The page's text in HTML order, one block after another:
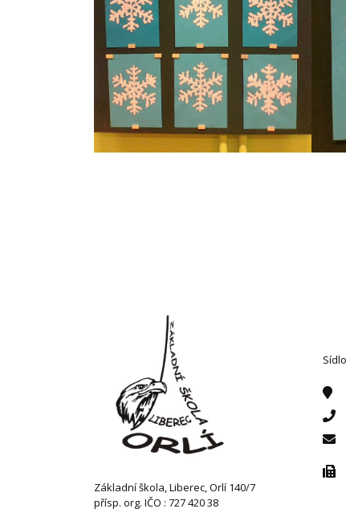
Základní škola, Liberec, Orlí 140/7
přísp. org. IČO : 727 420 38